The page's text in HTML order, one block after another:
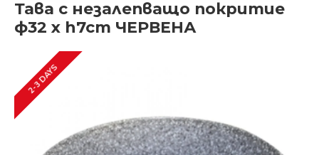
Тава с незалепващо покритие
ф32 x h7cm ЧЕРВЕНА
2-3 DAYS